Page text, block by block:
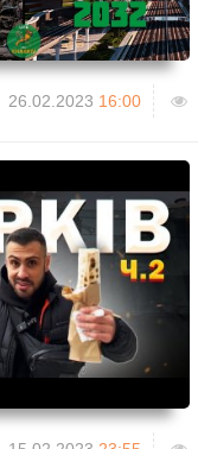
26.02.2023 16:00